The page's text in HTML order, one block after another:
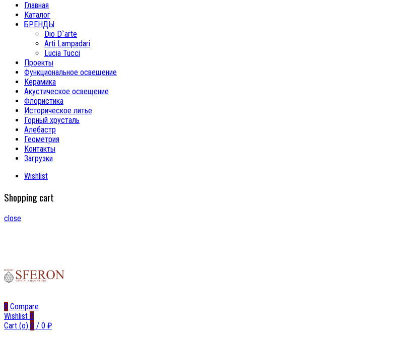
Главная
Каталог
БРЕНДЫ
Dio D`arte
Arti Lampadari
Lucia Tucci
Проекты
Функциональное освещение
Керамика
Акустическое освещение
Флористика
Историческое литье
Горный хрусталь
Алебастр
Геометрия
Контакты
Загрузки
Wishlist
Shopping cart
close
0 Compare
Wishlist 0
Cart (o) 0 / 0 ₽